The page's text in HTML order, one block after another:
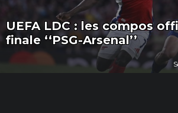
UEFA LDC : les compos
finale ‘‘PSG-Arsenal’’